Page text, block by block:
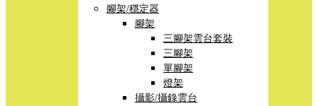
腳架/穩定器
腳架
三腳架雲台套裝
三腳架
單腳架
燈架
攝影/攝錄雲台